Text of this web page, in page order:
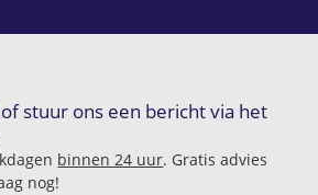
of stuur ons een bericht via het
binnen 24 uur. Gratis advies
nog!